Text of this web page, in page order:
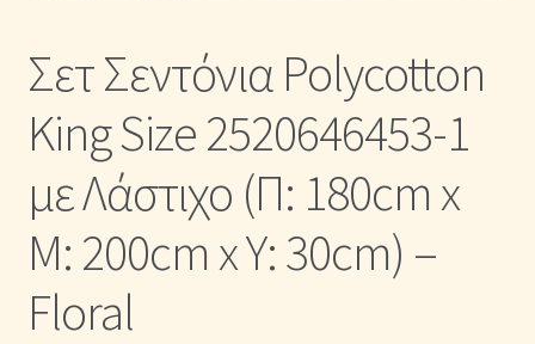
Κουβέρτες Βελουτέ & Πικέ
Λευκά Είδη & Είδη Σπιτιού Online | MAYHOME
Μονόχρωμα Κουβερλί με Διαχρονική Κομψότητα
Μονόχρωμα Παπλώματα με Διαχρονική Κομψότητα
Μονόχρωμα Σετ Σεντόνια
Σετ Σεντόνια Polycotton
King Size 2520646453-1
με Λάστιχο (Π: 180cm x
Μ: 200cm x Υ: 30cm) –
Floral